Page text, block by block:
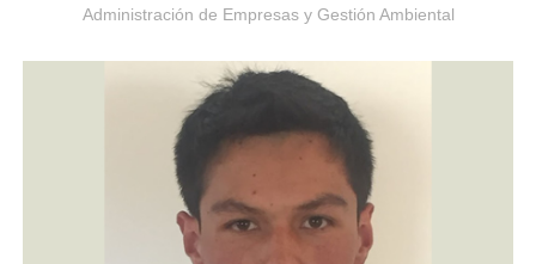
Administración de Empresas y Gestión Ambiental
Ingeniería Industrial